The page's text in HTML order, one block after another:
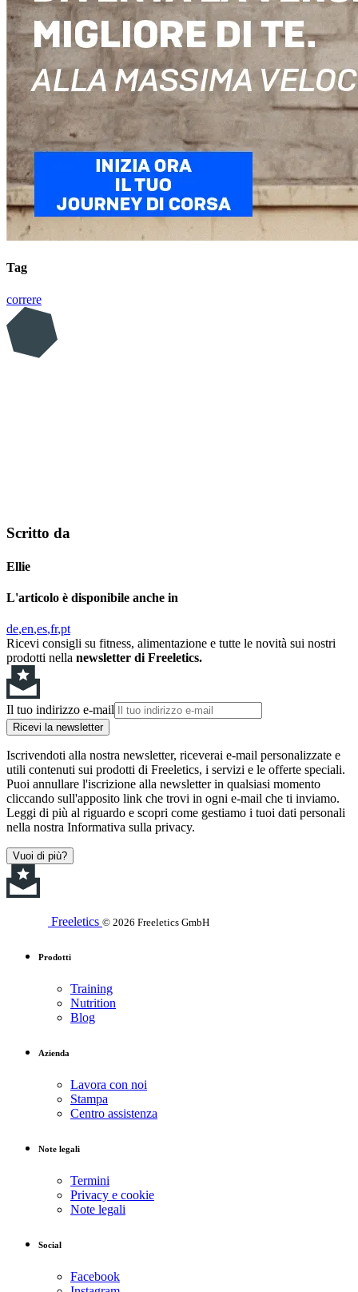
Tag
correre
Scritto da
Ellie
L'articolo è disponibile anche in
de en es fr pt
Ricevi consigli su fitness, alimentazione e tutte le novità sui nostri
prodotti nella newsletter di Freeletics.
Il tuo indirizzo e-mail
Ricevi la newsletter
Iscrivendoti alla nostra newsletter, riceverai e-mail personalizzate e
utili contenuti sui prodotti di Freeletics, i servizi e le offerte speciali.
Puoi annullare l'iscrizione alla newsletter in qualsiasi momento
cliccando sull'apposito link che trovi in ogni e-mail che ti inviamo.
Leggi di più al riguardo e scopri come gestiamo i tuoi dati personali
nella nostra Informativa sulla privacy.
Vuoi di più?
Freeletics © 2026 Freeletics GmbH
Prodotti
Training
Nutrition
Blog
Azienda
Lavora con noi
Stampa
Centro assistenza
Note legali
Termini
Privacy e cookie
Note legali
Social
Facebook